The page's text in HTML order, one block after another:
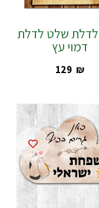
שלט לדלת
דמוי עץ
‎129 ₪